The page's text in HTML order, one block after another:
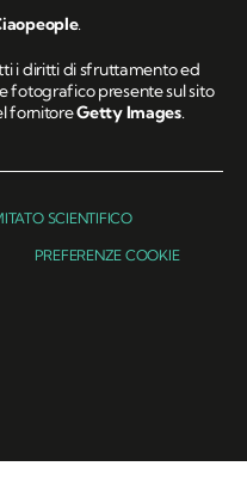
.
i diritti di sfruttamento ed
fotografico presente sul sito
fornitoreGetty Images.
SCIENTIFICO
PREFERENZE COOKIE